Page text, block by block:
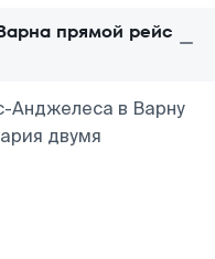
прямой рейс
Анджелеса в Варну
двумя